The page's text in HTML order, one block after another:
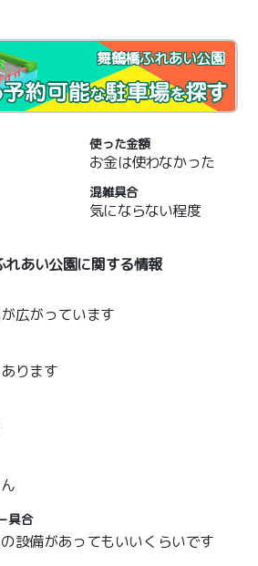
舞鶴橋ふれあい公園
使った金額
お金は使わなかった
混雑具合
気にならない程度
れあい公園に関する情報
広がっています
ります
具合
設備があってもいいくらいです